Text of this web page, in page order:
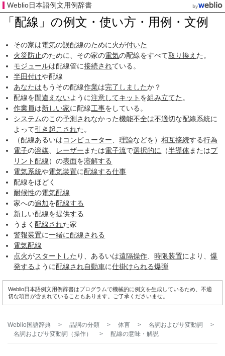
Weblio日本語例文用例辞書
「配線」の例文・使い方・用例・文例
その家は電気の誤配線のために火が付いた
火災防止のために、その家の電気の配線をすべて取り換え た。
モジュールは配線管に接続されている。
半田付けや配線
あなたはもうその配線作業は完了しましたか？
配線を間違えないように注意してキット を組み立てた 。
作業員は新しい家に配線工事をしている。
システムのこの予測されなかった機能不全は不適切な配線系統に
よって引き起こされた。
（配線あるいはコンピューター 、理論などを）相互接続する行為
電子の溶媒 レーザー または電子流で選択的に （半導体またはプ
リント配線）の表面を溶解する
電気系統や電気装置に配線する仕事
配線をほどく
耐候性の電気配線
家への追加を配線する
新しい配線を提供する
うまく配線された家
警報装置に一緒に配線される
電気配線
点火がスタートした り、あるいは遠隔操作 、時限装置により、爆
発する ように配線され自動車に仕掛けられる爆弾
Weblio日本語例文用例辞書はプログラムで機械的に例文を生成しているため、不適
切な項目が含まれていることもあります。ご了承くださいませ。
Weblio国語辞典 > 品詞の分類 > 体言 > 名詞およびサ変動詞
>
名詞およびサ変動詞（操作）
> 配線の意味・解説